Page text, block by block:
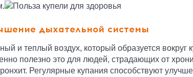
дыхательной системы
и теплый воздух, который образуется вокруг
полезно это для людей, страдающих от
Регулярные купания способствуют